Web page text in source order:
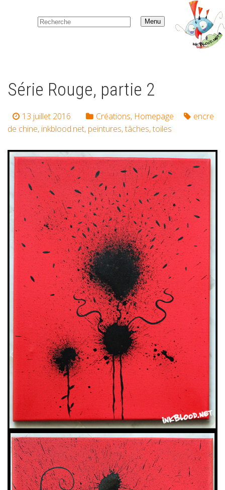
Menu
Série Rouge, partie 2
13 juillet 2016 Créations, Homepage
encre
de chine, inkblood.net, peintures,tâches,toiles